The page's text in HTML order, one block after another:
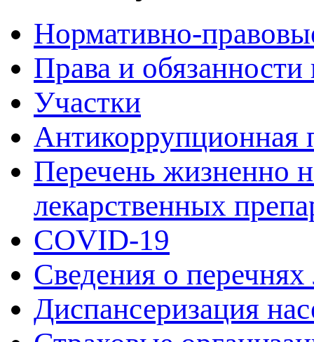
Нормативно-
Права и
Участки
Антикоррупционная
Перечень жизненно
лекарственных
COVID-19
Сведения о перечнях
Диспансеризация